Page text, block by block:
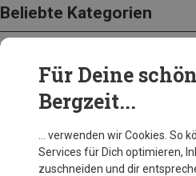
Beliebte Kategorien
Für Deine
Bergzeit...
… verwenden wir Cookies. So
Services für Dich optimieren,
zuschneiden und dir